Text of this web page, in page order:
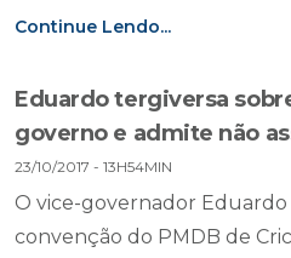
Continue Lendo...
Eduardo tergiversa
governo e admite não
23/10/2017 - 13H54MIN
O vice-governador
convenção do PMDB de